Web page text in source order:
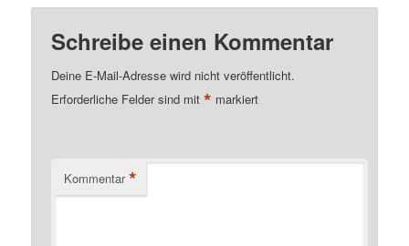
Schreibe einen Kommentar
Deine E-Mail-Adresse wird nicht veröffentlicht.
Erforderliche Felder sind mit* markiert
Kommentar *